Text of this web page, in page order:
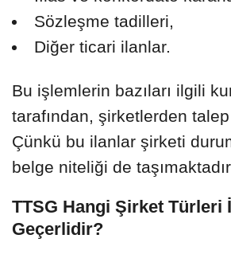
Sözleşme tadilleri,
Diğer ticari ilanlar.
Bu işlemlerin bazıları ilgili
tarafından, şirketlerden
Çünkü bu ilanlar şirketi
belge niteliği de
TTSG Hangi Şirket Türleri
Geçerlidir?